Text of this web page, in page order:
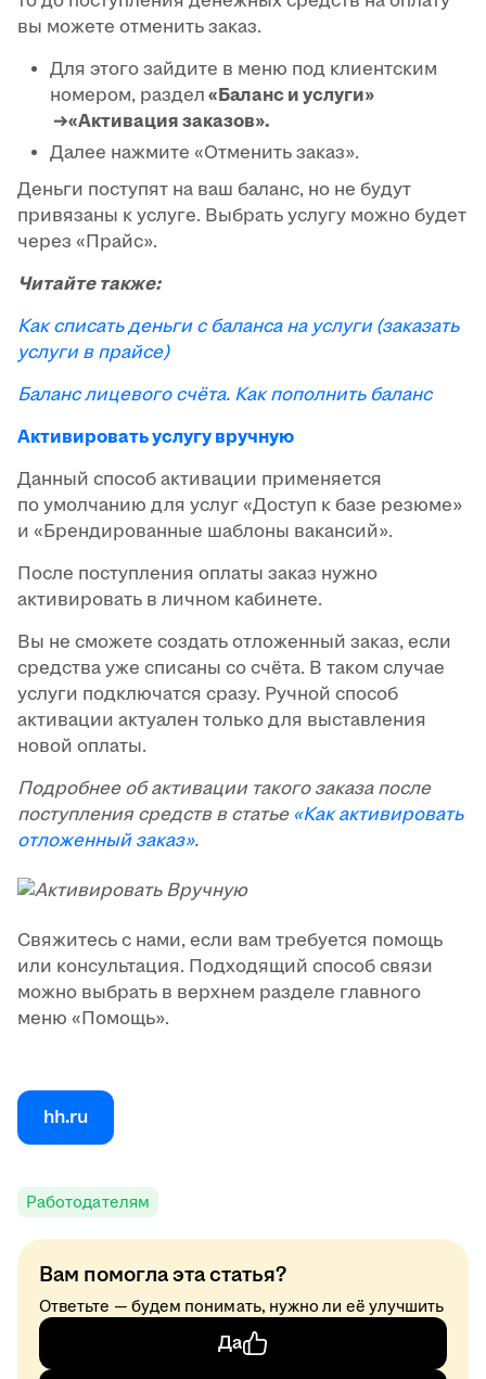
вы можете отменить заказ.
Для этого зайдите в меню под клиентским
номером, раздел «Баланс и услуги»
→«Активация заказов».
Далее нажмите «Отменить заказ».
Деньги поступят на ваш баланс, но не будут
привязаны к услуге. Выбрать услугу можно будет
через «Прайс».
Читайте также:
Как списать деньги с баланса на услуги (заказать
услуги в прайсе)
Баланс лицевого счёта. Как пополнить баланс
Активировать услугу вручную
Данный способ активации применяется
по умолчанию для услуг «Доступ к базе резюме»
и «Брендированные шаблоны вакансий».
После поступления оплаты заказ нужно
активировать в личном кабинете.
Вы не сможете создать отложенный заказ, если
средства уже списаны со счёта. В таком случае
услуги подключатся сразу. Ручной способ
активации актуален только для выставления
новой оплаты.
Подробнее об активации такого заказа после
поступления средств в статье«Как активировать
отложенный заказ».
Свяжитесь с нами, если вам требуется помощь
или консультация. Подходящий способ связи
можно выбрать в верхнем разделе главного
меню «Помощь».
hh.ru
Работодателям
Вам помогла эта статья?
Ответьте — будем понимать, нужно ли её улучшить
Да